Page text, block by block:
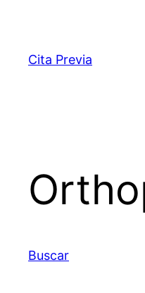
contenido
Cita Previa
Buscar